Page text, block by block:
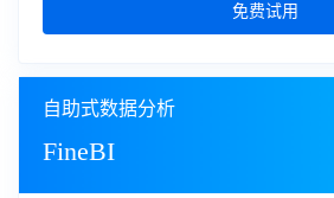
免费试用
自助式数据分析
FineBI